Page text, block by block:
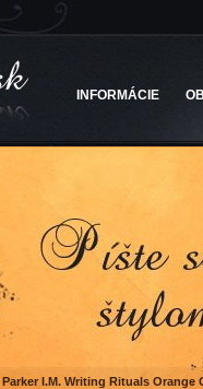
INFORMÁCIE
Parker I.M. Writing Rituals Orange